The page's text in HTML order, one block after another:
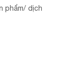
phẩm/ dịch